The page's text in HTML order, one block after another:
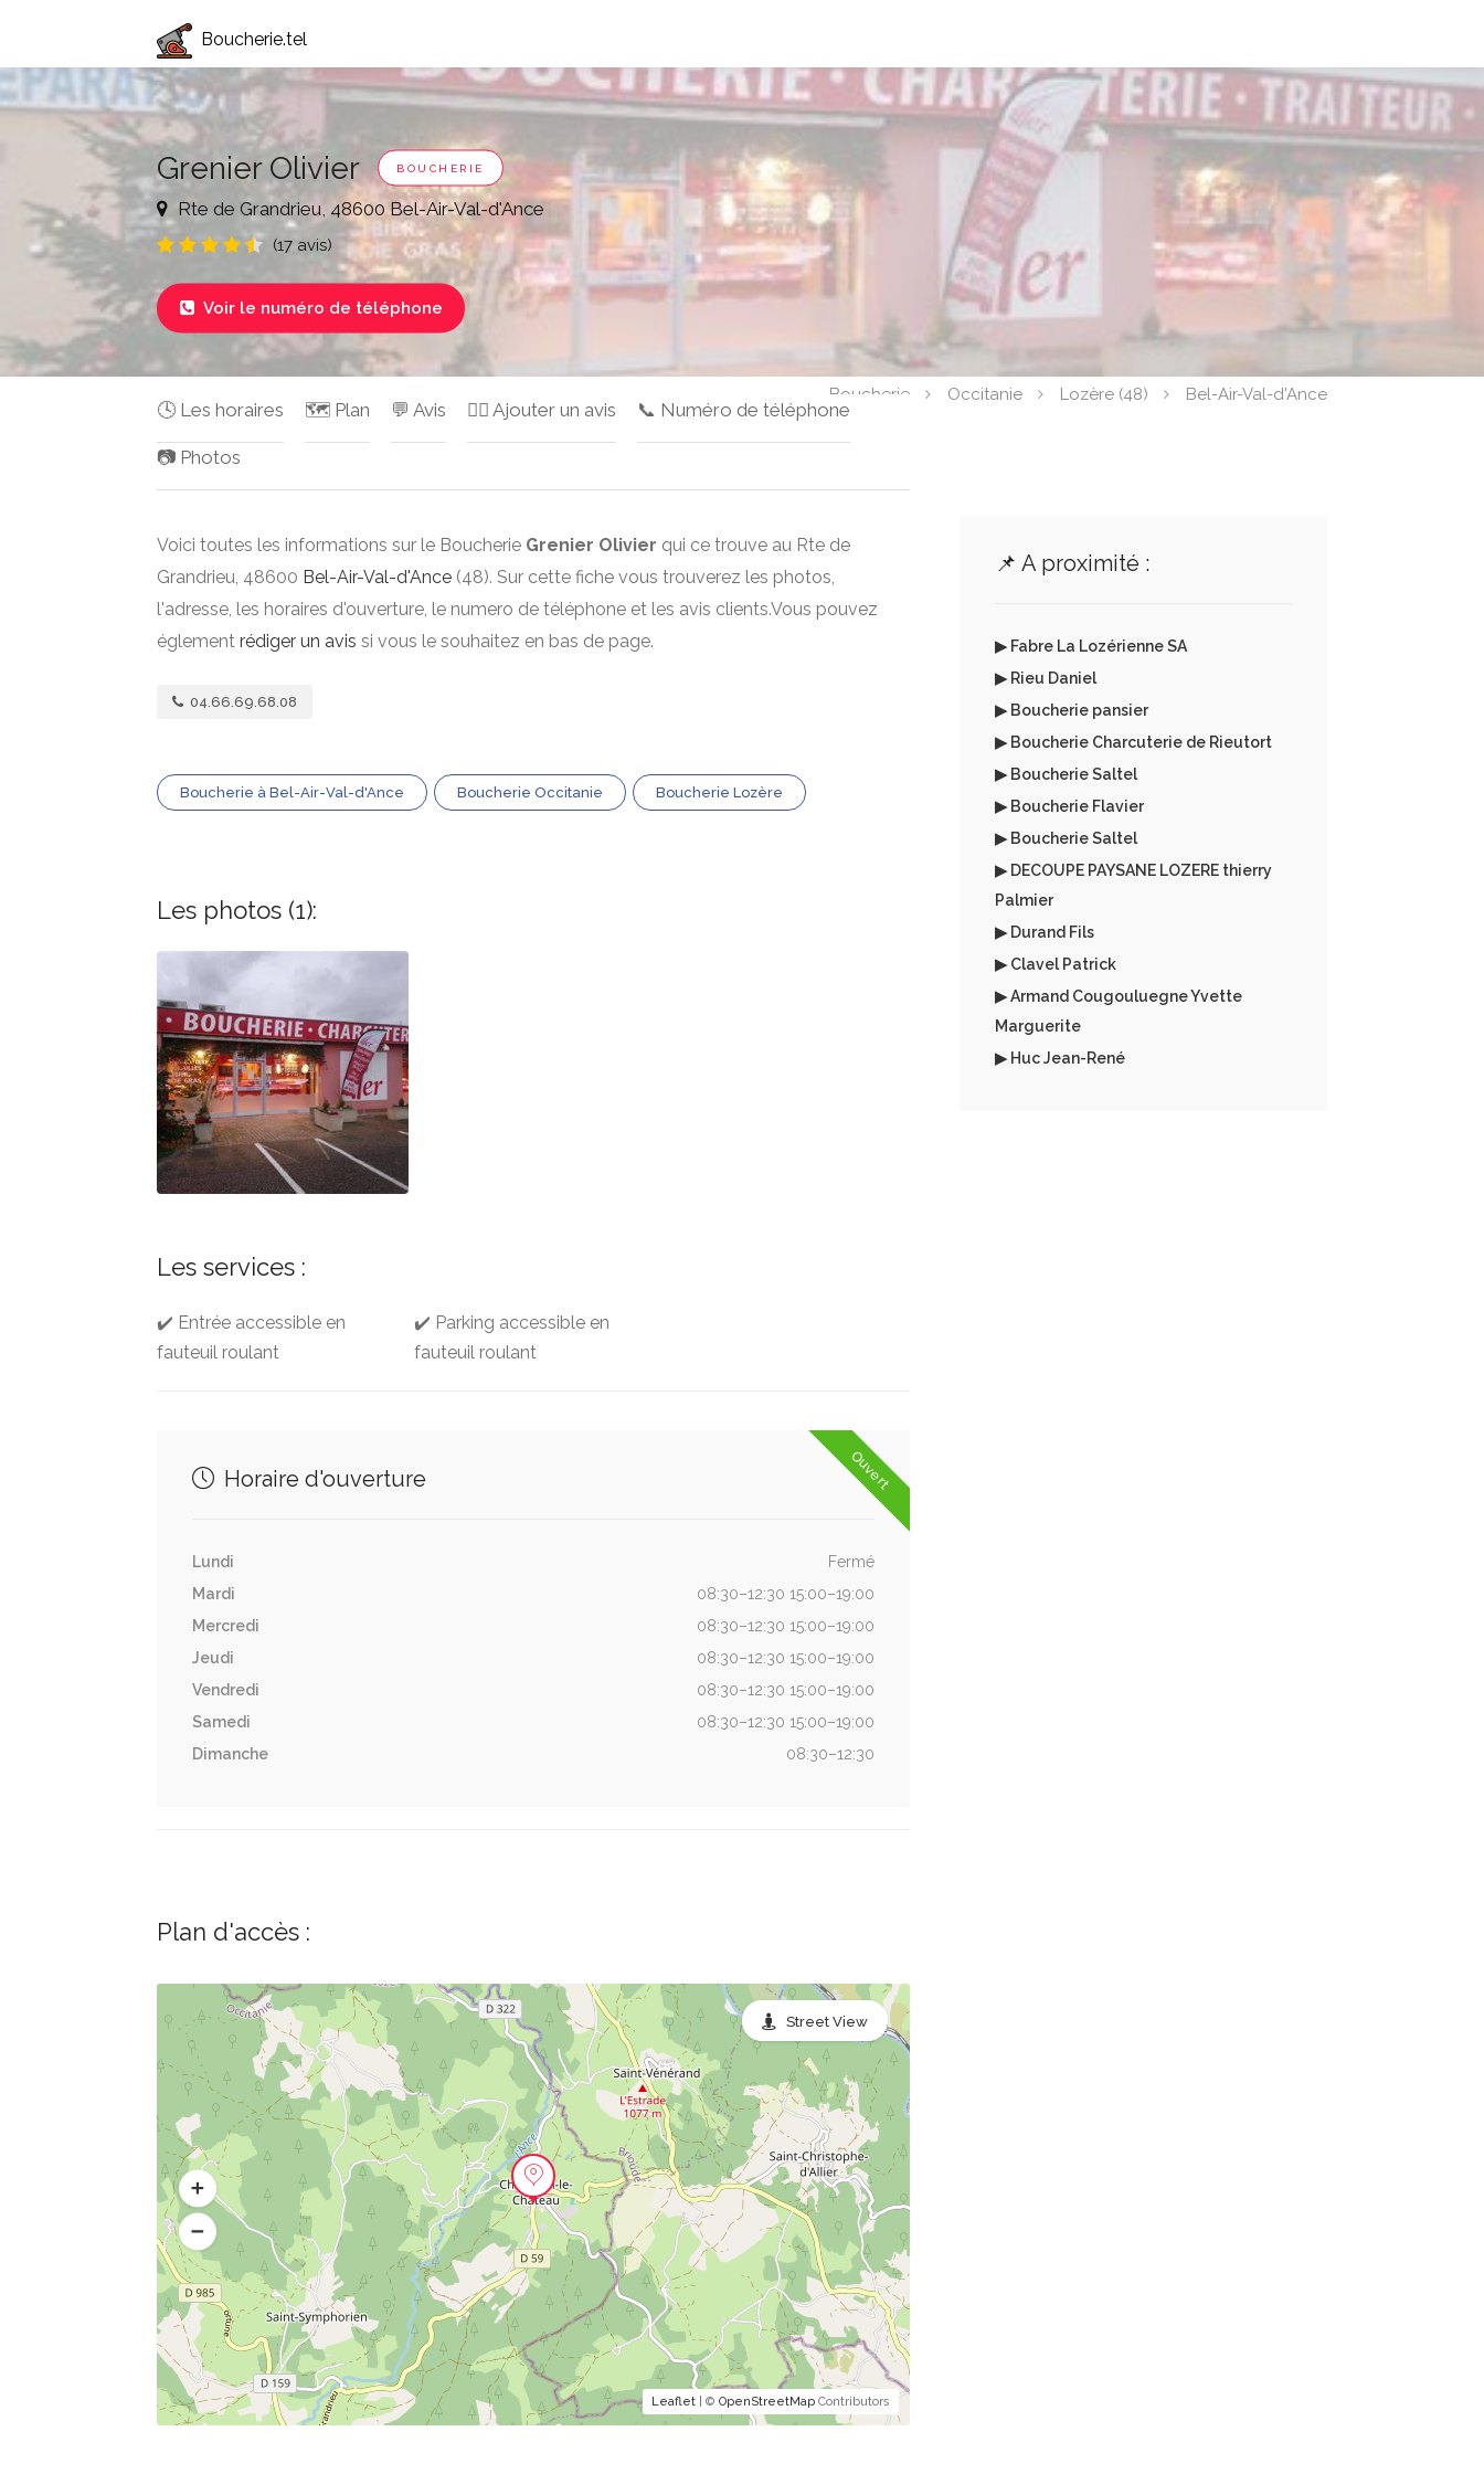
Boucherie.tel
Grenier Olivier BOUCHERIE
Rte de Grandrieu, 48600 Bel-Air-Val-d'Ance
(17 avis)
 Voir le numéro de téléphone
Boucherie Occitanie Lozère (48) Bel-Air-Val-d'Ance
🕓 Les horaires 🗺️ Plan 💬 Avis ✍🏻 Ajouter un avis 📞 Numéro de téléphone
📷 Photos
Voici toutes les informations sur le Boucherie Grenier Olivier qui ce trouve au Rte de
Grandrieu, 48600 Bel-Air-Val-d'Ance (48). Sur cette fiche vous trouverez les photos,
l'adresse, les horaires d'ouverture, le numero de téléphone et les avis clients.Vous pouvez
églement rédiger un avis si vous le souhaitez en bas de page.
04.66.69.68.08
Boucherie à Bel-Air-Val-d'Ance Boucherie Occitanie Boucherie Lozère
Les photos (1):
Les services :
✔️ Entrée accessible en
fauteuil roulant
✔️ Parking accessible en
fauteuil roulant
Ouvert
Horaire d'ouverture
Lundi
Fermé
Mardi
08:30–12:30 15:00–19:00
Mercredi
08:30–12:30 15:00–19:00
Jeudi
08:30–12:30 15:00–19:00
Vendredi
08:30–12:30 15:00–19:00
Samedi
08:30–12:30 15:00–19:00
Dimanche
08:30–12:30
Plan d'accès :
Leaflet| © OpenStreetMapContributors
Street View
📌 A proximité :
▶ Fabre La Lozérienne SA
▶ Rieu Daniel
▶ Boucherie pansier
▶ Boucherie Charcuterie de Rieutort
▶ Boucherie Saltel
▶ Boucherie Flavier
▶ Boucherie Saltel
▶ DECOUPE PAYSANE LOZERE thierry
Palmier
▶ Durand Fils
▶ Clavel Patrick
▶ Armand Cougouluegne Yvette
Marguerite
▶ Huc Jean-René